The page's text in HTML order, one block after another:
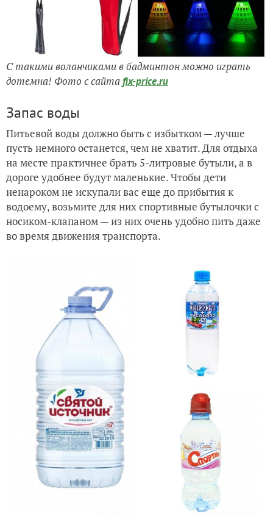
С такими воланчиками в бадминтон можно играть
дотемна! Фото с сайта fix-price.ru
Запас воды
Питьевой воды должно быть с избытком — лучше
пусть немного останется, чем не хватит. Для отдыха
на месте практичнее брать 5-литровые бутыли, а в
дороге удобнее будут маленькие. Чтобы дети
ненароком не искупали вас еще до прибытия к
водоему, возьмите для них спортивные бутылочки с
носиком-клапаном — из них очень удобно пить даже
во время движения транспорта.